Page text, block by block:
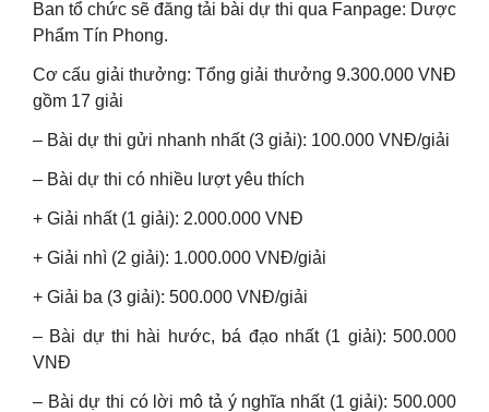
Ban tổ chức sẽ đăng tải bài dự thi qua Fanpage: Dược
Phẩm Tín Phong.
Cơ cấu giải thưởng: Tổng giải thưởng 9.300.000 VNĐ
gồm 17 giải
– Bài dự thi gửi nhanh nhất (3 giải): 100.000 VNĐ/giải
– Bài dự thi có nhiều lượt yêu thích
+ Giải nhất (1 giải): 2.000.000 VNĐ
+ Giải nhì (2 giải): 1.000.000 VNĐ/giải
+ Giải ba (3 giải): 500.000 VNĐ/giải
– Bài dự thi hài hước, bá đạo nhất (1 giải): 500.000
VNĐ
– Bài dự thi có lời mô tả ý nghĩa nhất (1 giải): 500.000